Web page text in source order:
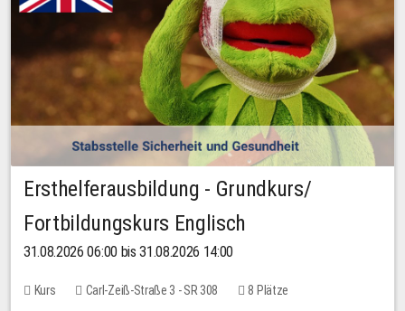
Ersthelferausbildung - Grundkurs/
Fortbildungskurs Englisch
31.08.2026 06:00 bis 31.08.2026 14:00
Kurs Carl-Zeiß-Straße 3 - SR 308 8 Plätze